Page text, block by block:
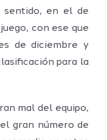
sentido, en el de
con ese que
de diciembre y
para la
mal del equipo,
gran número de